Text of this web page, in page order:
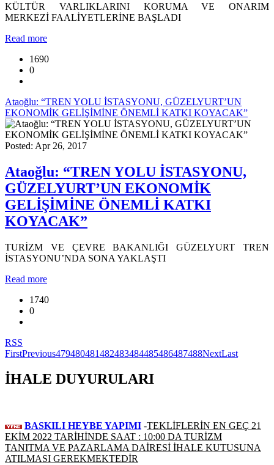
KÜLTÜR VARLIKLARINI KORUMA VE ONARIM
MERKEZİ FAALİYETLERİNE BAŞLADI
Read more
1690
0
Ataoğlu: “TREN YOLU İSTASYONU, GÜZELYURT’UN
EKONOMİK GELİŞİMİNE ÖNEMLİ KATKI KOYACAK”
Posted: Apr 26, 2017
Ataoğlu: “TREN YOLU İSTASYONU,
GÜZELYURT’UN EKONOMİK
GELİŞİMİNE ÖNEMLİ KATKI
KOYACAK”
TURİZM VE ÇEVRE BAKANLIĞI GÜZELYURT TREN
İSTASYONU’NDA SONA YAKLAŞTI
Read more
1740
0
RSS
FirstPrevious479480481482483484485486487488NextLast
İHALE DUYURULARI
BASKILI HEYBE YAPIMI -TEKLİFLERİN EN GEÇ 21
EKİM 2022 TARİHİNDE SAAT : 10:00 DA TURİZM
TANITMA VE PAZARLAMA DAİRESİ İHALE KUTUSUNA
ATILMASI GEREKMEKTEDİR